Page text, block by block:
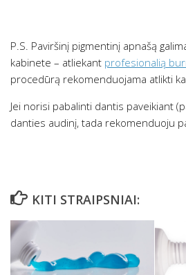
P.S. Paviršinį pigmentinį apnašą
kabinete – atliekant profesionalią
procedūrą rekomenduojama atlikti
Jei norisi pabalinti dantis paveikiant
danties audinį, tada rekomenduoju
KITI STRAIPSNIAI: